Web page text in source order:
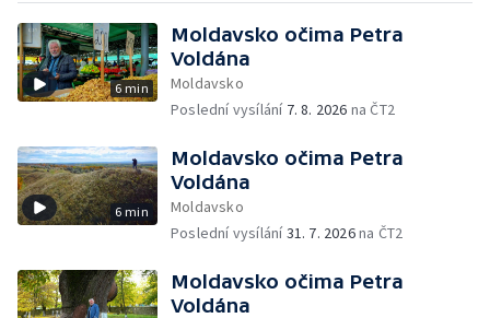
6 min
Moldavsko očima Petra
Voldána
Moldavsko
Poslední vysílání 7. 8. 2026 na ČT2
6 min
Moldavsko očima Petra
Voldána
Moldavsko
Poslední vysílání31. 7. 2026na ČT2
Moldavsko očima Petra
Voldána